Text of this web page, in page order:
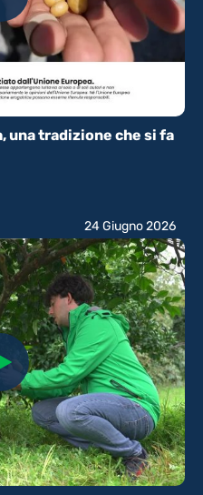
una tradizione che si fa
24 Giugno 2026